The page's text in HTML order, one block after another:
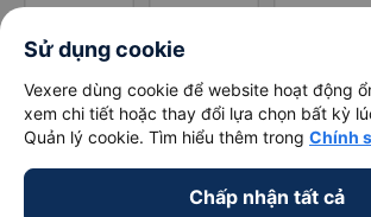
Sử dụng cookie
Vexere dùng cookie để website hoạt động
xem chi tiết hoặc thay đổi lựa chọn bất kỳ
Quản lý cookie. Tìm hiểu thêm trong Chính
Chấp nhận tất cả